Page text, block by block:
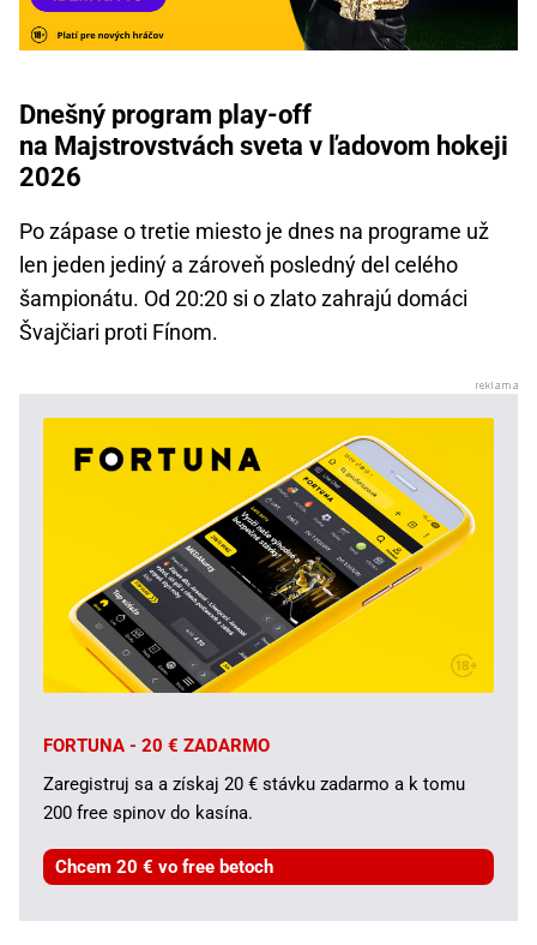
Dnešný program play-off
na Majstrovstvách sveta v ľadovom hokeji
2026
Po zápase o tretie miesto je dnes na programe už
len jeden jediný a zároveň posledný del celého
šampionátu. Od 20:20 si o zlato zahrajú domáci
Švajčiari proti Fínom.
FORTUNA - 20 € ZADARMO
Zaregistruj sa a získaj 20 € stávku zadarmo a k tomu
200 free spinov do kasína.
Chcem 20 € vo free betoch